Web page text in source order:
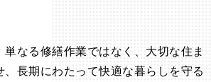
なる修繕作業ではなく、大切な住ま
、長期にわたって快適な暮らしを守る